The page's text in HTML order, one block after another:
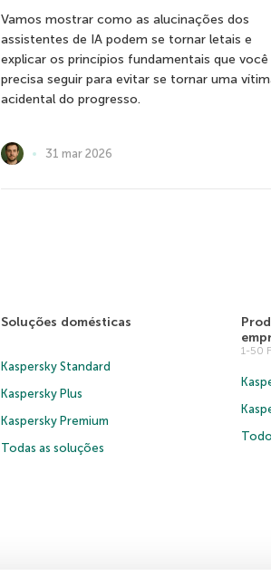
Vamos mostrar como as alucinações dos
assistentes de IA podem se tornar letais e
explicar os princípios fundamentais que você
precisa seguir para evitar se tornar uma
acidental do progresso.
31 mar 2026
Soluções domésticas
Kaspersky Standard
Kaspersky Plus
Kaspersky Premium
Todas as soluções
1-50